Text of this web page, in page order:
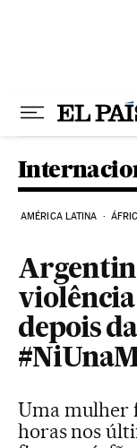
AMÉRICA LATINA
violência
depois
Uma mulher
horas nos